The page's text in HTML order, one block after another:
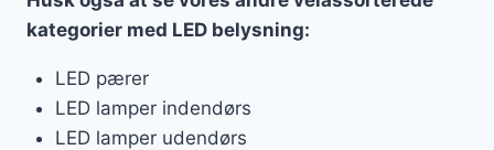
kategorier med LED belysning:
LED pærer
LED lamper indendørs
LED lamper udendørs